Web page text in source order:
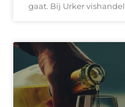
gaat. Bij Urker vishandel